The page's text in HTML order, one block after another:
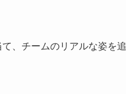
、チームのリアルな姿を追